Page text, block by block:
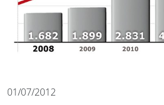
01/07/2012